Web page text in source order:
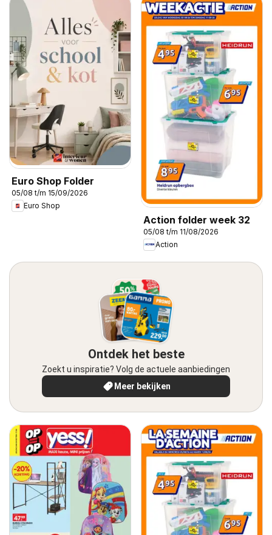
Euro Shop Folder
05/08 t/m 15/09/2026
Euro Shop
Action folder week 32
05/08 t/m 11/08/2026
Action
Ontdek het beste
Zoekt u inspiratie? Volg de actuele aanbiedingen
Meer bekijken